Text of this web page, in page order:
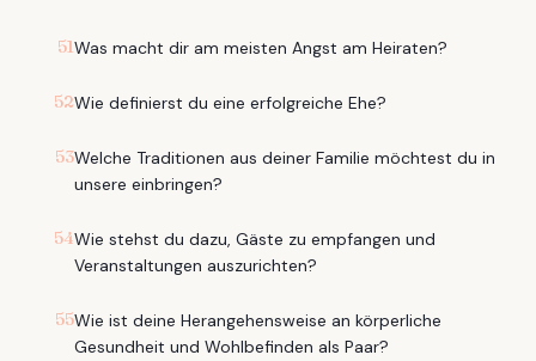
51Was macht dir am meisten Angst am Heiraten?
52Wie definierst du eine erfolgreiche Ehe?
53Welche Traditionen aus deiner Familie möchtest du in
unsere einbringen?
54Wie stehst du dazu, Gäste zu empfangen und
Veranstaltungen auszurichten?
55Wie ist deine Herangehensweise an körperliche
Gesundheit und Wohlbefinden als Paar?